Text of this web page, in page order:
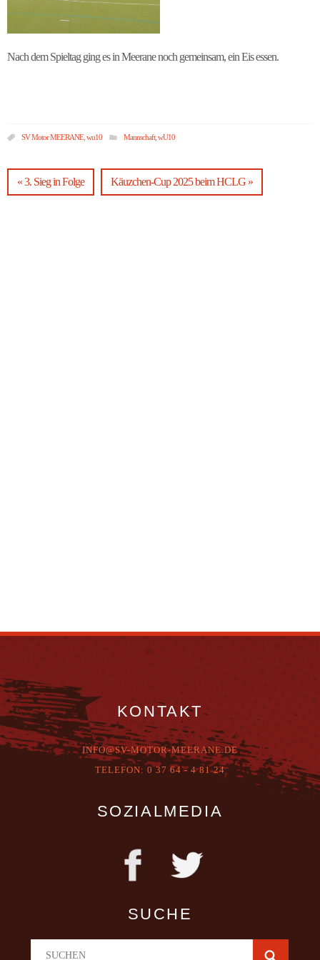
Nach dem Spieltag ging es in Meerane noch gemeinsam, ein Eis essen.
SV Motor MEERANE, wu10 Mannschaft, wU10
« 3. Sieg in Folge Käuzchen-Cup 2025 beim HCLG »
KONTAKT
INFO@SV-MOTOR-MEERANE.DE
TELEFON: 0 37 64 - 4 81 24
SOZIALMEDIA
SUCHE